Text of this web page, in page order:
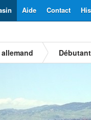
Contact
Aide